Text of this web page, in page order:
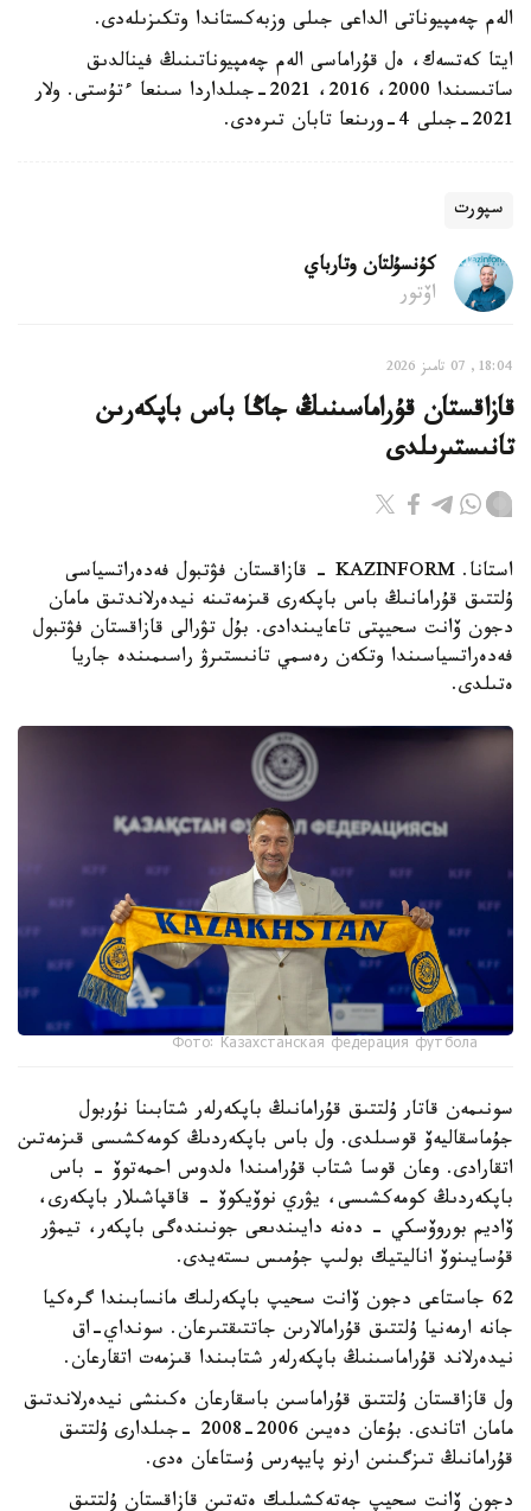
الەم چەمپيوناتى الداعى جىلى وزبەكستاندا وتكىزىلەدى.
ايتا كەتسەك، ەل قۇراماسى الەم چەمپيوناتىنىڭ فينالدىق
ساتىسىندا 2000، 2016، 2021-جىلداردا سىنعا ءتۇستى. ولار
2021-جىلى 4-ورىنعا تابان تىرەدى.
سپورت
كۇنسۇلتان وتارباي
اۆتور
18:04, 07 تامىز 2026
قازاقستان قۇراماسىنىڭ جاڭا باس باپكەرىن
تانىستىرىلدى
استانا. KAZINFORM - قازاقستان فۋتبول فەدەراتسياسى
ۇلتتىق قۇرامانىڭ باس باپكەرى قىزمەتىنە نيدەرلاندتىق مامان
دجون ۆانت سحيپتى تاعايىندادى. بۇل تۋرالى قازاقستان فۋتبول
فەدەراتسياسىندا وتكەن رەسمي تانىستىرۋ راسىمىندە جاريا
ەتىلدى.
Фото: Казахстанская федерация футбола
سونىمەن قاتار ۇلتتىق قۇرامانىڭ باپكەرلەر شتابىنا نۇربول
جۇماسقاليەۆ قوسىلدى. ول باس باپكەردىڭ كومەكشىسى قىزمەتىن
اتقارادى. وعان قوسا شتاب قۇرامىندا ەلدوس احمەتوۆ - باس
باپكەردىڭ كومەكشىسى، يۋري نوۆيكوۆ - قاقپاشىلار باپكەرى،
ۆاديم بوروۆسكي - دەنە دايىندىعى جونىندەگى باپكەر، تيمۋر
قۇسايىنوۆ اناليتيك بولىپ جۇمىس ىستەيدى.
62 جاستاعى دجون ۆانت سحيپ باپكەرلىك مانسابىندا گرەكيا
جانە ارمەنيا ۇلتتىق قۇرامالارىن جاتتىقتىرعان. سونداي-اق
نيدەرلاند قۇراماسىنىڭ باپكەرلەر شتابىندا قىزمەت اتقارعان.
ول قازاقستان ۇلتتىق قۇراماسىن باسقارعان ەكىنشى نيدەرلاندتىق
مامان اتاندى. بۇعان دەيىن 2006-2008 -جىلدارى ۇلتتىق
قۇرامانىڭ تىزگىنىن ارنو پايپەرس ۇستاعان ەدى.
دجون ۆانت سحيپ جەتەكشىلىك ەتەتىن قازاقستان ۇلتتىق